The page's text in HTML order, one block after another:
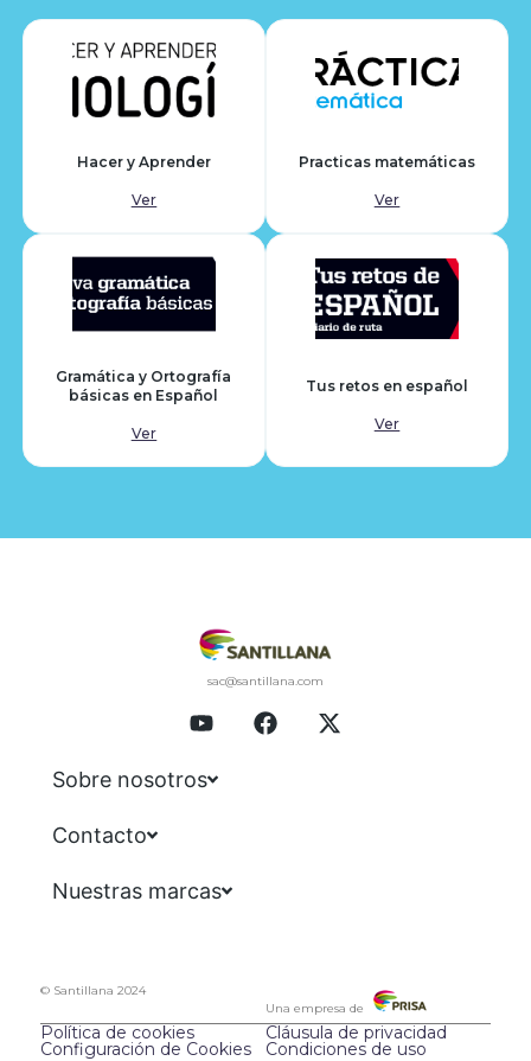
Hacer y Aprender
Ver
Practicas matemáticas
Ver
Gramática y Ortografía
básicas en Español
Ver
Tus retos en español
Ver
sac@santillana.com
Sobre nosotros
Contacto
Nuestras marcas
© Santillana 2024
Una empresa de
Política de cookies Cláusula de privacidad
Configuración de Cookies Condiciones de uso